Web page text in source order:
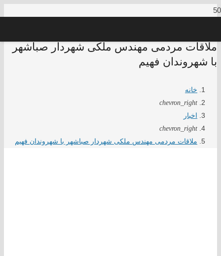
ملاقات مردمی مهندس ملکی شهردار صباشهر
با شهروندان فهیم
خانه
chevron_right
اخبار
chevron_right
ملاقات مردمی مهندس ملکی شهردار صباشهر با شهروندان فهیم